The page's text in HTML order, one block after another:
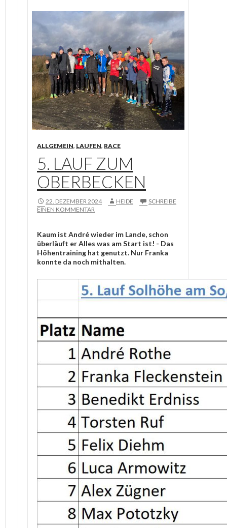
ALLGEMEIN, LAUFEN, RACE
5. LAUF ZUM
OBERBECKEN
22. DEZEMBER 2024 HEIDE
SCHREIBE
EINEN KOMMENTAR
Kaum ist André wieder im Lande, schon
überläuft er Alles was am Start ist! - Das
Höhentraining hat genutzt. Nur Franka
konnte da noch mithalten.